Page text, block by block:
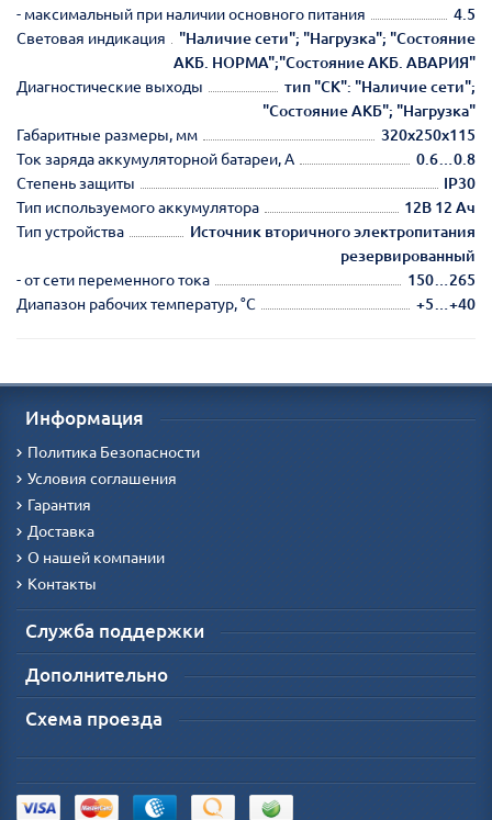
- максимальный при наличии основного питания
4.5
Световая индикация
"Наличие сети"; "Нагрузка"; "Состояние
АКБ. НОРМА";"Состояние АКБ. АВАРИЯ"
Диагностические выходы
тип "СК": "Наличие сети";
"Состояние АКБ"; "Нагрузка"
Габаритные размеры, мм
320х250х115
Ток заряда аккумуляторной батареи, А
0.6…0.8
Степень защиты
IP30
Тип используемого аккумулятора
12В 12 Ач
Тип устройства
Источник вторичного электропитания
резервированный
- от сети переменного тока
150…265
Диапазон рабочих температур, °С
+5…+40
Информация
Политика Безопасности
Условия соглашения
Гарантия
Доставка
О нашей компании
Контакты
Служба поддержки
Дополнительно
Схема проезда